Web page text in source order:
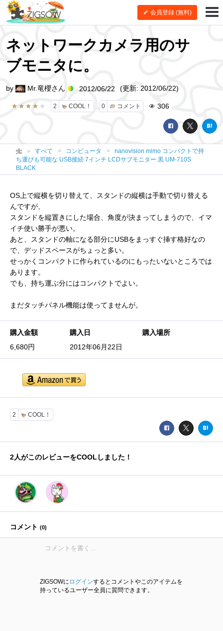
会員登録 (無料)
ネットワークカメラ用のサ
ブモニタに。
2 COOL！ 0 コメント 306
by Mr.竜櫻さん 2012/06/22 (更新: 2012/06/22)
すべて コンピュータ
nanovision mimo コンパクトで持
ち運びも可能な USB接続 7インチ LCDサブモニター 黒 UM-710S
BLACK
OS上で縦横を切り替えて、スタンドの縦横は手動で切り替える
んですが、
スタンドを縦置きにした場合、角度が決まってしまうので、イマ
イチ使い勝手が悪い。
あと、スタンドの軸になる部分にUSBをまっすぐ挿す格好なの
で、デッドスペースがちょっと多い。
せっかくコンパクトに作られているのにもったいないところでは
あります。
でも、持ち運ぶ分にはコンパクトでよい。
まだタッチパネル機能は使ってませんが。
購入金額
6,680円
購入日
2012年06月22日
購入場所
2 COOL！
2人がこのレビューをCOOLしました！
コメント (0)
ZIGSOWに ログインするとコメントやこのアイテムを
持っているユーザー全員に質問できます。